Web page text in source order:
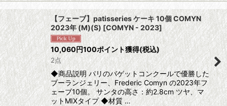
【フェーブ】patisseries ケーキ 10個 COMYN
2023年 (M)(S) [COMYN - 2023]
10,060円100ポイント獲得(税込)
2点
◆商品説明 パリのバゲットコンクールで優勝した
ブーランジェリー、Frederic Comyn の2023年フ
ェーブ10個。 サンタの高さ：約2.8cm ツヤ、マ
ットMIXタイプ ◆材質 …